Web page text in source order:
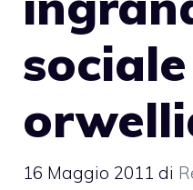
sociale
16 Maggio 2011 di